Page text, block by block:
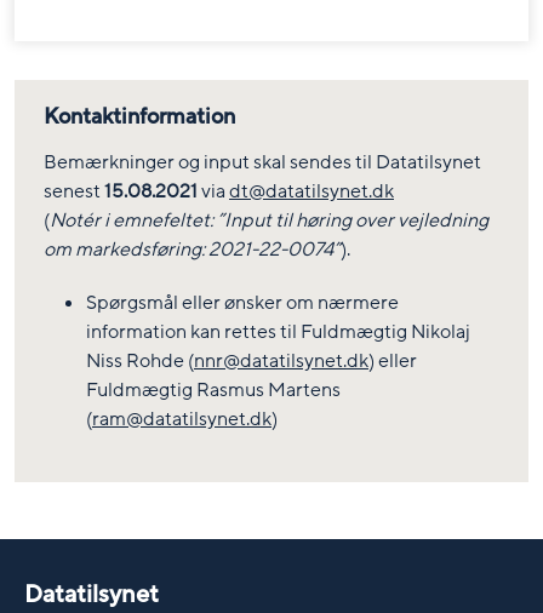
Kontaktinformation
Bemærkninger og input skal sendes til Datatilsynet
senest15.08.2021viadt@datatilsynet.dk
(Notér i emnefeltet: ”Input til høring over vejledning
om markedsføring: 2021-22-0074”).
Spørgsmål eller ønsker om nærmere
information kan rettes til Fuldmægtig Nikolaj
Niss Rohde (nnr@datatilsynet.dk) eller
Fuldmægtig Rasmus Martens
(ram@datatilsynet.dk)
Datatilsynet